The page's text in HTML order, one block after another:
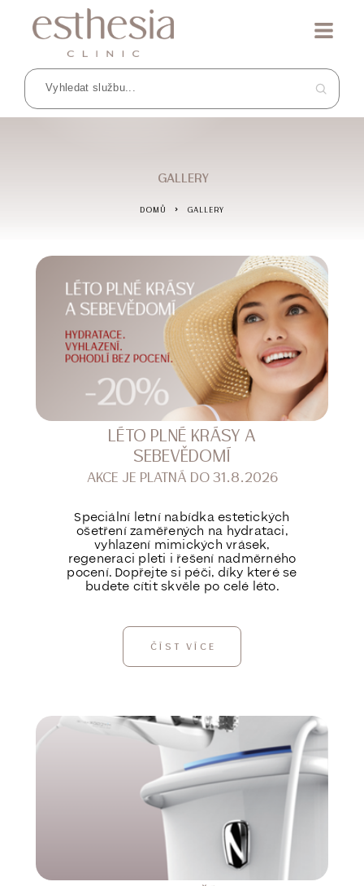
GALLERY
DOMŮ GALLERY
LÉTO PLNÉ KRÁSY A
SEBEVĚDOMÍ
AKCE JE PLATNÁ DO 31.8.2026
Speciální letní nabídka estetických
ošetření zaměřených na hydrataci,
vyhlazení mimických vrásek,
regeneraci pleti i řešení nadměrného
pocení. Dopřejte si péči, díky které se
budete cítit skvěle po celé léto.
ČÍST VÍCE